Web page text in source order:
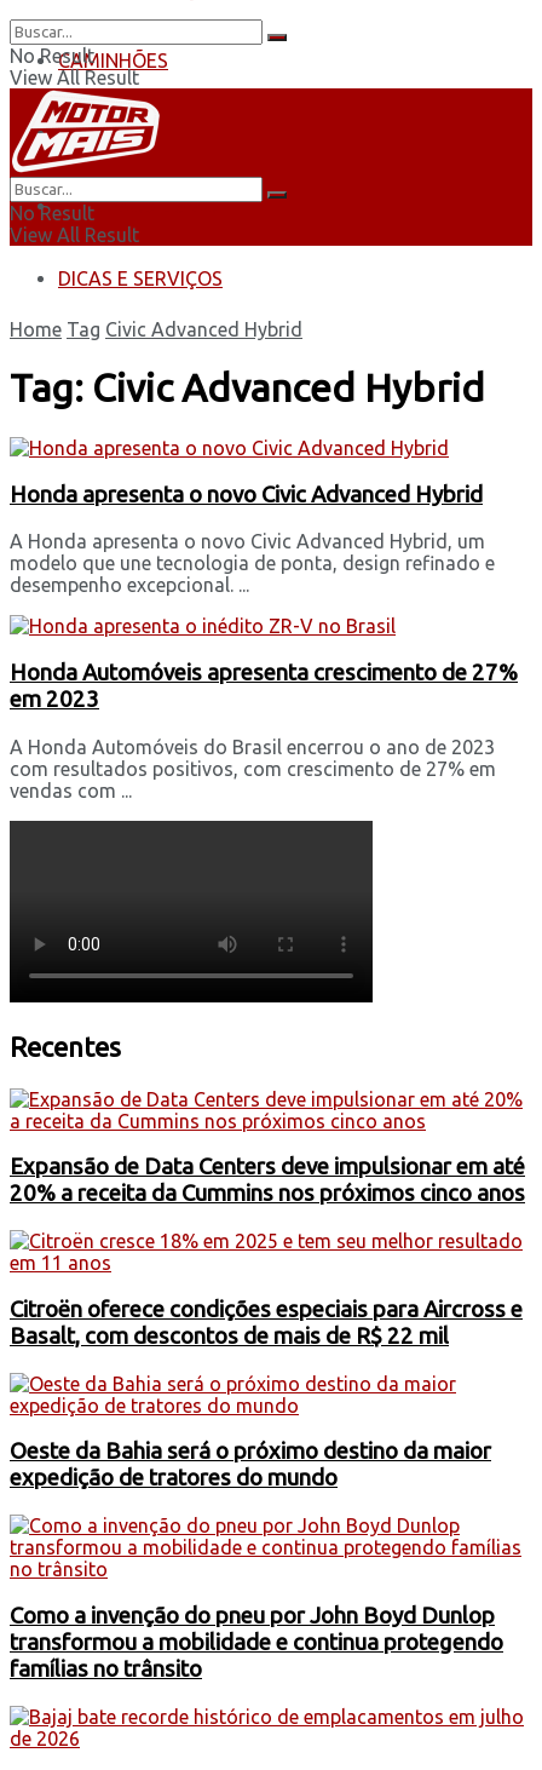
CAMINHÕES
ÔNIBUS
AUTOMOBILISMO
DICAS E SERVIÇOS
No Result
View All Result
No Result
View All Result
Home Tag Civic Advanced Hybrid
Tag: Civic Advanced Hybrid
Honda apresenta o novo Civic Advanced Hybrid
A Honda apresenta o novo Civic Advanced Hybrid, um
modelo que une tecnologia de ponta, design refinado e
desempenho excepcional. ...
Honda Automóveis apresenta crescimento de 27%
em 2023
A Honda Automóveis do Brasil encerrou o ano de 2023
com resultados positivos, com crescimento de 27% em
vendas com ...
Recentes
Expansão de Data Centers deve impulsionar em até
20% a receita da Cummins nos próximos cinco anos
Citroën oferece condições especiais para Aircross e
Basalt, com descontos de mais de R$ 22 mil
Oeste da Bahia será o próximo destino da maior
expedição de tratores do mundo
Como a invenção do pneu por John Boyd Dunlop
transformou a mobilidade e continua protegendo
famílias no trânsito